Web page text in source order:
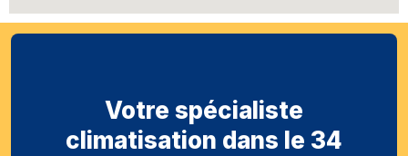
Votre spécialiste
climatisation dans le 34